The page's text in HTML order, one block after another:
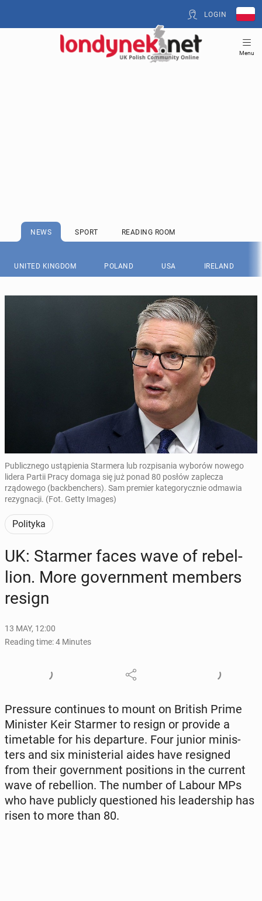
LOGIN
Menu
NEWS SPORT READING ROOM
UNITED KINGDOM POLAND USA IRELAND
Publicznego ustąpienia Starmera lub rozpisania wyborów nowego
lidera Partii Pracy domaga się już ponad 80 posłów zaplecza
rządowego (backbenchers). Sam premier kategorycznie odmawia
rezygnacji. (Fot. Getty Images)
Polityka
UK: Starmer faces wave of re­bel­
lion. More gov­ern­ment members
resign
13 MAY, 12:00
Reading time: 4 Minutes
Pres­sure con­tin­ues to mount on British Prime
Min­is­ter Keir Starmer to resign or provide a
timetable for his de­par­ture. Four junior min­is­
ters and six min­is­te­r­i­al aides have re­signed
from their gov­ern­ment po­si­tions in the current
wave of re­bel­lion. The number of Labour MPs
who have pub­licly ques­tioned his lead­er­ship has
risen to more than 80.